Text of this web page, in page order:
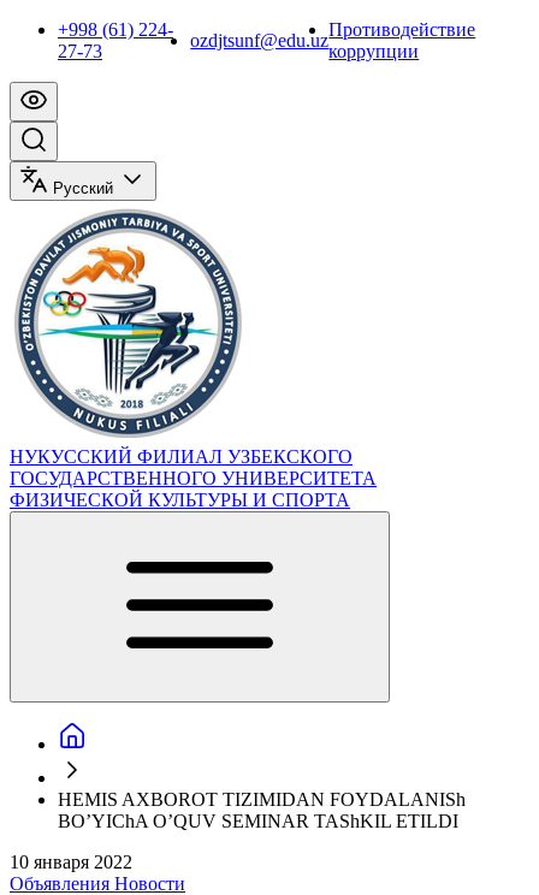
+998 (61) 224-
27-73
ozdjtsunf@edu.uz
Противодействие
коррупции
Русский
НУКУССКИЙ ФИЛИАЛ УЗБЕКСКОГО
ГОСУДАРСТВЕННОГО УНИВЕРСИТЕТА
ФИЗИЧЕСКОЙ КУЛЬТУРЫ И СПОРТА
HEMIS AXBOROT TIZIMIDAN FOYDALANISh
BO’YIChA O’QUV SEMINAR TAShKIL ETILDI
10 января 2022
Объявления Новости